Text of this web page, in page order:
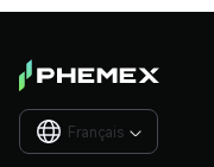
Français 